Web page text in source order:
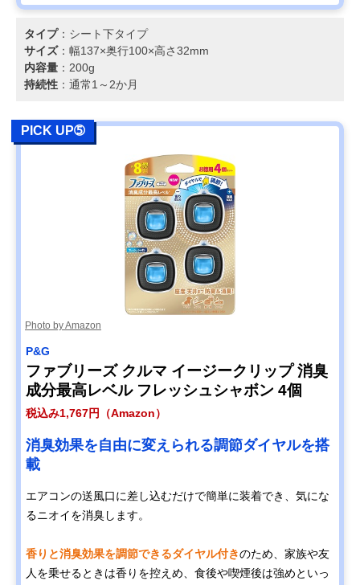
タイプ：シート下タイプ
サイズ：幅137×奥行100×高さ32mm
内容量 ：200g
持続性 ：通常1～2か月
PICK UP➄
Photo by Amazon
P&G
ファブリーズ クルマ イージークリップ 消臭
成分最高レベル フレッシュシャボン 4個
税込み1,767円（Amazon）
消臭効果を自由に変えられる調節ダイヤルを搭
載
エアコンの送風口に差し込むだけで簡単に装着でき、気にな
るニオイを消臭します。
香りと消臭効果を調節できるダイヤル付きのため、家族や友
人を乗せるときは香りを控えめ、食後や喫煙後は強めといっ